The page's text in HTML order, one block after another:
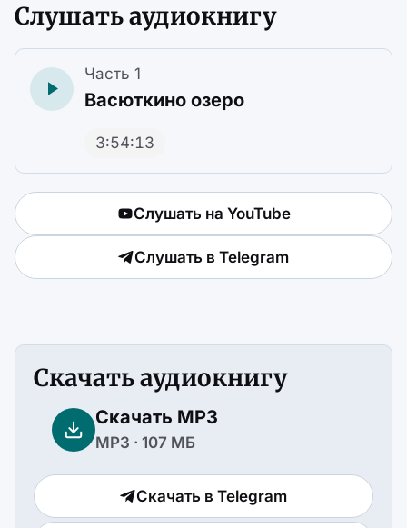
Слушать аудиокнигу
Часть 1
Васюткино озеро
3:54:13
Слушать на YouTube
Слушать в Telegram
Скачать аудиокнигу
Скачать MP3
MP3 · 107 МБ
Скачать в Telegram